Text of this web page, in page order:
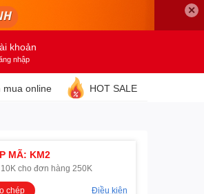
✕
khoản
nhập
mua online HOT SALE
MÃ: KM2
cho đơn hàng 250K
chép Điều kiện